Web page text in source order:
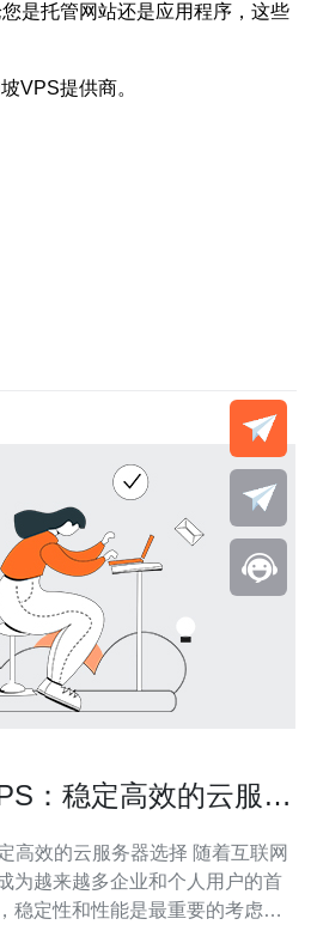
是托管网站还是应用程序，这些
VPS提供商。
：稳定高效的云服务
云服务器选择 随着互联网
为越来越多企业和个人用户的首
稳定性和性能是最重要的考虑因